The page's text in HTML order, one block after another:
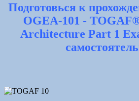
Подготовься к
OGEA-101 -
Architecture Part 1